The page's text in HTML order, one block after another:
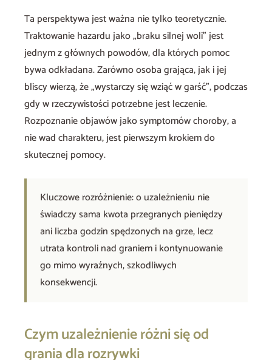
Ta perspektywa jest ważna nie tylko teoretycznie.
Traktowanie hazardu jako „braku silnej woli” jest
jednym z głównych powodów, dla których pomoc
bywa odkładana. Zarówno osoba grająca, jak i jej
bliscy wierzą, że „wystarczy się wziąć w garść”, podczas
gdy w rzeczywistości potrzebne jest leczenie.
Rozpoznanie objawów jako symptomów choroby, a
nie wad charakteru, jest pierwszym krokiem do
skutecznej pomocy.
Kluczowe rozróżnienie: o uzależnieniu nie
świadczy sama kwota przegranych pieniędzy
ani liczba godzin spędzonych na grze, lecz
utrata kontroli nad graniem i kontynuowanie
go mimo wyraźnych, szkodliwych
konsekwencji.
Czym uzależnienie różni się od
grania dla rozrywki